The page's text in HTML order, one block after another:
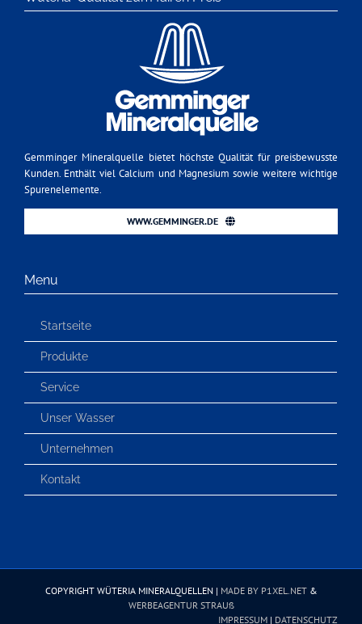
Gemminger Mineralquelle bietet höchste Qualität für preisbewusste
Kunden. Enthält viel Calcium und Magnesium sowie weitere wichtige
Spurenelemente.
WWW.GEMMINGER.DE
Menu
Startseite
Produkte
Service
Unser Wasser
Unternehmen
Kontakt
COPYRIGHT WÜTERIA MINERALQUELLEN | MADE BY P1XEL.NET&
WERBEAGENTUR STRAUß
IMPRESSUM | DATENSCHUTZ